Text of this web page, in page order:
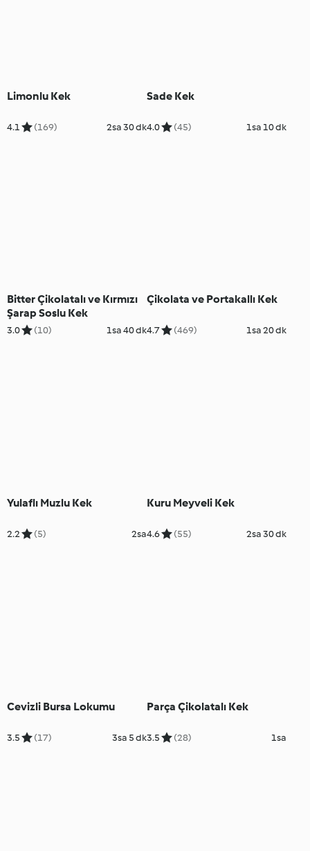
Limonlu Kek
4.1 (169) 2sa 30 dk
Sade Kek
4.0 (45) 1sa 10 dk
Bitter Çikolatalı ve Kırmızı
Şarap Soslu Kek
3.0 (10) 1sa 40 dk
Çikolata ve Portakallı Kek
4.7 (469) 1sa 20 dk
Yulaflı Muzlu Kek
2.2 (5) 2sa
Kuru Meyveli Kek
4.6 (55) 2sa 30 dk
Cevizli Bursa Lokumu
3.5 (17) 3sa 5 dk
Parça Çikolatalı Kek
3.5 (28) 1sa